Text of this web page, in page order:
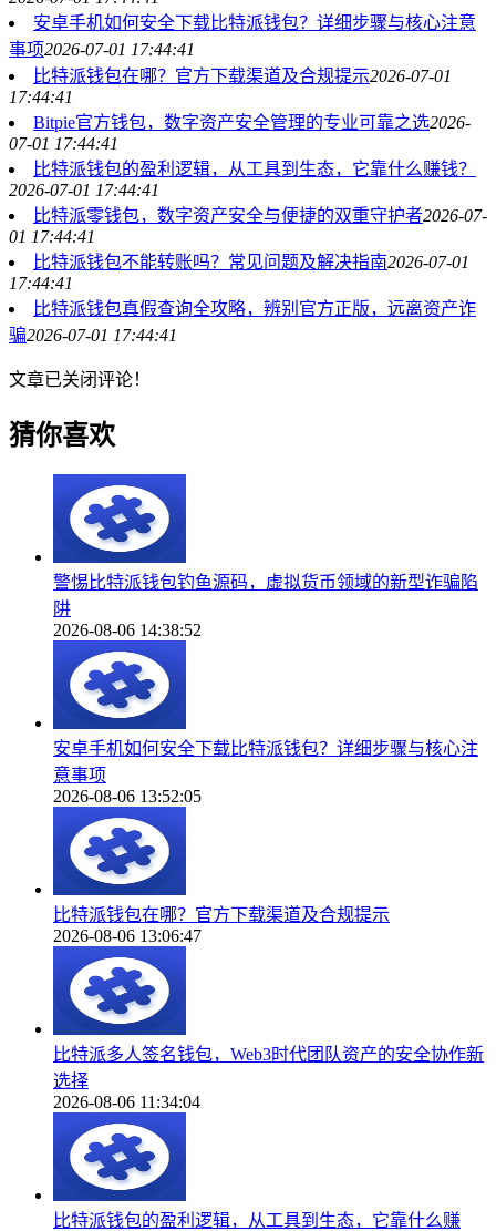
安卓手机如何安全下载比特派钱包？详细步骤与核心注意
事项2026-07-01 17:44:41
比特派钱包在哪？官方下载渠道及合规提示2026-07-01
17:44:41
Bitpie官方钱包，数字资产安全管理的专业可靠之选2026-
07-01 17:44:41
比特派钱包的盈利逻辑，从工具到生态，它靠什么赚钱？
2026-07-01 17:44:41
比特派零钱包，数字资产安全与便捷的双重守护者2026-07-
01 17:44:41
比特派钱包不能转账吗？常见问题及解决指南2026-07-01
17:44:41
比特派钱包真假查询全攻略，辨别官方正版，远离资产诈
骗2026-07-01 17:44:41
文章已关闭评论！
猜你喜欢
警惕比特派钱包钓鱼源码，虚拟货币领域的新型诈骗陷
阱
2026-08-06 14:38:52
安卓手机如何安全下载比特派钱包？详细步骤与核心注
意事项
2026-08-06 13:52:05
比特派钱包在哪？官方下载渠道及合规提示
2026-08-06 13:06:47
比特派多人签名钱包，Web3时代团队资产的安全协作新
选择
2026-08-06 11:34:04
比特派钱包的盈利逻辑，从工具到生态，它靠什么赚